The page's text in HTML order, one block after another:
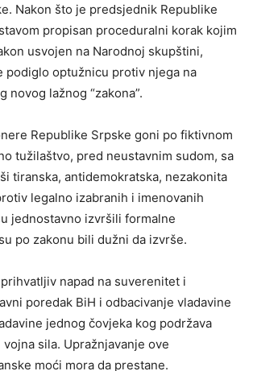
Nakon što je predsjednik Republike
propisan proceduralni korak kojim
usvojen na Narodnoj skupštini,
podiglo optužnicu protiv njega na
novog lažnog “zakona”.
Republike Srpske goni po fiktivnom
tužilaštvo, pred neustavnim sudom, sa
tiranska, antidemokratska, nezakonita
legalno izabranih i imenovanih
jednostavno izvršili formalne
po zakonu bili dužni da izvrše.
napad na suverenitet i
poredak BiH i odbacivanje vladavine
jednog čovjeka kog podržava
sila. Upražnjavanje ove
moći mora da prestane.